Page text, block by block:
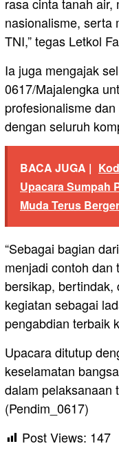
nasionalisme, serta
TNI,” tegas Letkol
Ia juga mengajak
0617/Majalengka
profesionalisme
dengan seluruh
BACA JUGA |
Upacara Sumpah
Muda Terus
“Sebagai bagian
menjadi contoh dan
bersikap,
kegiatan sebagai
pengabdian terbaik
Upacara ditutup
keselamatan
dalam pelaksanaan
(Pendim_0617)
Post Views: 147